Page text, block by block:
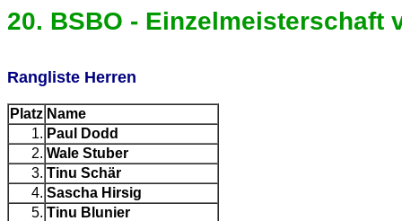
20. BSBO - Einzelmeisterschaft
Rangliste Herren
Platz Name
1. Paul Dodd
2. Wale Stuber
3. Tinu Schär
4. Sascha Hirsig
5. Tinu Blunier